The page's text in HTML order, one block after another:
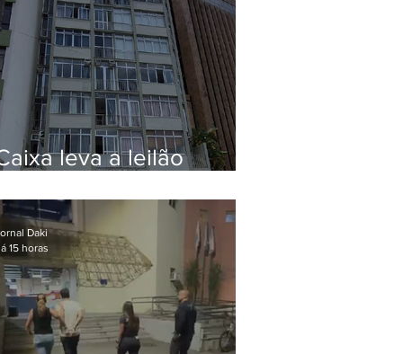
leva a leilão
em Botafogo
Daki
15 horas